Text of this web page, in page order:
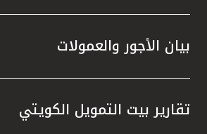
بيان الأجور والعمولات
تقارير بيت التمويل الكويتي